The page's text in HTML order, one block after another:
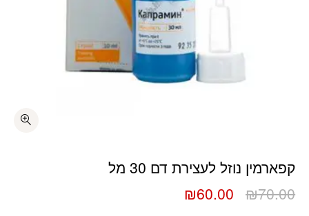
קפארמין נוזל לעצירת דם 30 מל
₪70.00
המחיר₪60.00 המחיר